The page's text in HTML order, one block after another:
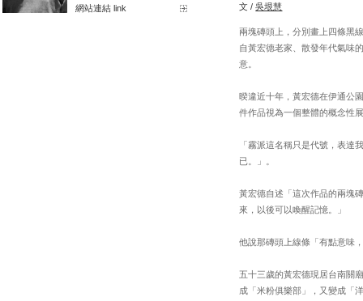
網站連結 link
文 /吳垠慧
兩塊磚頭上，分別畫上四條黑
自黃宏德老家、散發年代氣味
意。
暌違近十年，黃宏德在伊通公
件作品視為一個整體的概念性
「霧派這名稱只是代號，表達
已。」。
黃宏德自述「這次作品的兩塊
來，以後可以喚醒記憶。」
他說那磚頭上線條「有點意味
五十三歲的黃宏德現居台南關
成「米粉俱樂部」，又變成「